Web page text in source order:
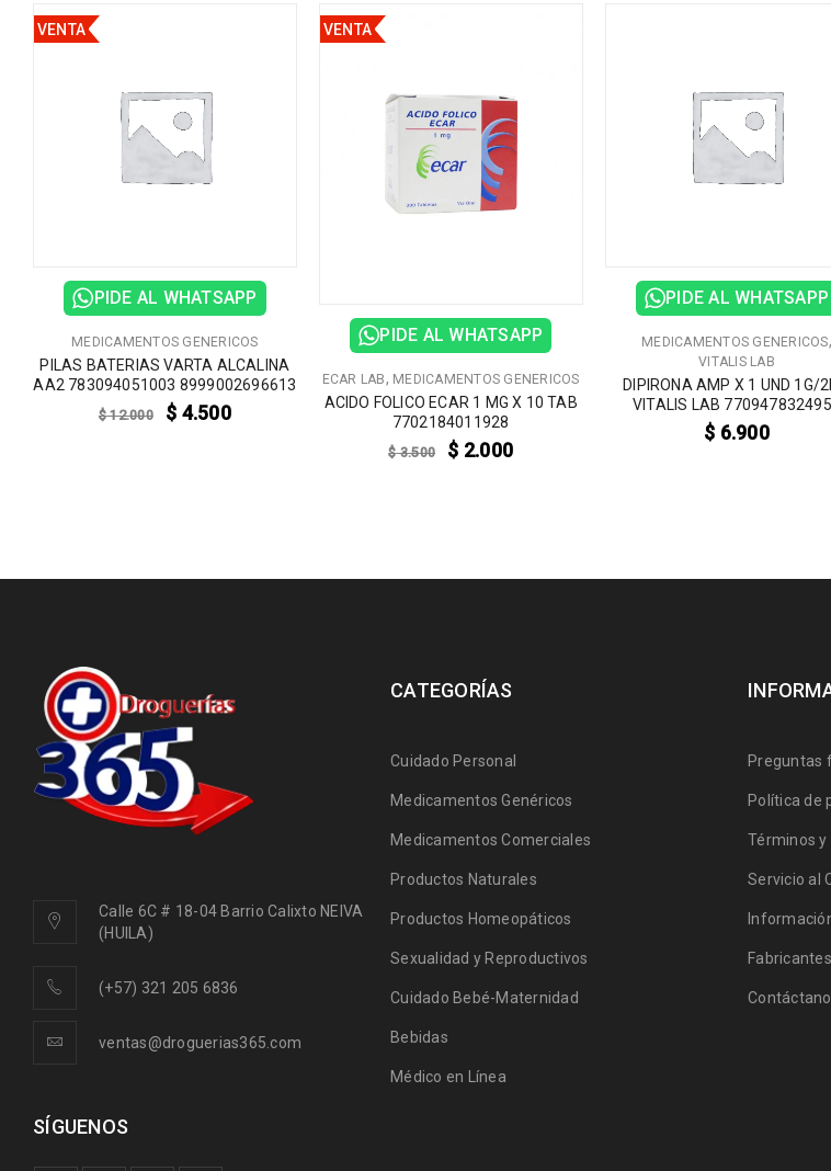
VENTA
PIDE AL WHATSAPP
MEDICAMENTOS GENERICOS
PILAS BATERIAS VARTA ALCALINA
AA2 783094051003 8999002696613
$12.000 $ 4.500
VENTA
PIDE AL WHATSAPP
ECAR LAB, MEDICAMENTOS GENERICOS
ACIDO FOLICO ECAR 1 MG X 10 TAB
7702184011928
$3.500 $ 2.000
PIDE AL WHATSAPP
MEDICAMENTOS GENERICOS,
VITALIS LAB
DIPIRONA AMP X 1 UND 1G/
VITALIS LAB
$ 6.900
Calle 6C # 18-04 Barrio Calixto NEIVA
(HUILA)
(+57) 321 205 6836
ventas@droguerias365.com
SÍGUENOS
CATEGORÍAS
Cuidado Personal
Medicamentos Genéricos
Medicamentos Comerciales
Productos Naturales
Productos Homeopáticos
Sexualidad y Reproductivos
Cuidado Bebé-Maternidad
Bebidas
Médico en Línea
Preguntas
Política de
Términos y
Servicio al
Fabricantes